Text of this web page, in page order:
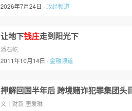
2026年7月24日 ·政经频道
让地下钱庄走到阳光下
潘石屹
2011年10月14日 ·金融频道
押解回国半年后 跨境赌诈犯罪集团头
文｜财新 唐爱琳